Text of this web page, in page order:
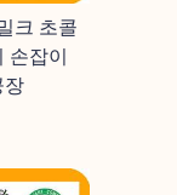
크 초콜
잡이
장